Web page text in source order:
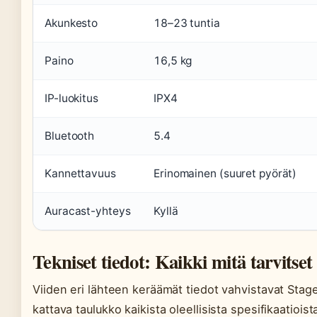
Akunkesto 18–23 tuntia
Paino 16,5 kg
IP-luokitus IPX4
Bluetooth 5.4
Kannettavuus Erinomainen (suuret pyörät)
Auracast-yhteys Kyllä
Tekniset tiedot: Kaikki mitä tarvitset
Viiden eri lähteen keräämät tiedot vahvistavat
kattava taulukko kaikista oleellisista